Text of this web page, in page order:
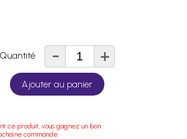
Quantité - +
Ajouter au panier
ce produit, vous gagnez un bon
commande.